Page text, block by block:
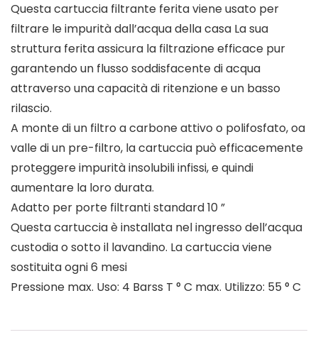
Questa cartuccia filtrante ferita viene usato per
filtrare le impurità dall’acqua della casa La sua
struttura ferita assicura la filtrazione efficace pur
garantendo un flusso soddisfacente di acqua
attraverso una capacità di ritenzione e un basso
rilascio.
A monte di un filtro a carbone attivo o polifosfato, oa
valle di un pre-filtro, la cartuccia può efficacemente
proteggere impurità insolubili infissi, e quindi
aumentare la loro durata.
Adatto per porte filtranti standard 10 ”
Questa cartuccia è installata nel ingresso dell’acqua
custodia o sotto il lavandino. La cartuccia viene
sostituita ogni 6 mesi
Pressione max. Uso: 4 Barss T ° C max. Utilizzo: 55 ° C